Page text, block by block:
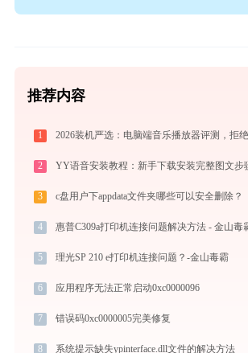
推荐内容
1
2 YY语音安装教程：新手下载安装完整图文步
3 c盘用户下appdata文件夹哪些可以安全删除？
4 惠普C309a打印机连接问题解决方法 - 金山毒
5 理光SP 210 e打印机连接问题？-金山毒霸
6 应用程序无法正常启动0xc0000096
7 错误码0xc0000005完美修复
8 系统提示缺失ypinterface.dll文件的解决方法